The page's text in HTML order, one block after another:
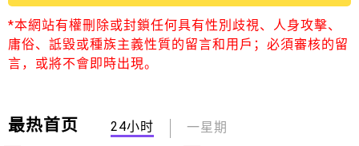
*本網站有權刪除或封鎖任何具有性別歧視、人身攻擊、
庸俗、詆毀或種族主義性質的留言和用戶；必須審核的留
言，或將不會即時出現。
最热首页 24小时 一星期